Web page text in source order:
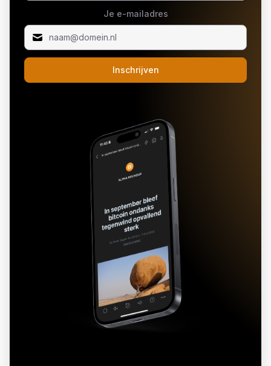
Je e-mailadres
Inschrijven